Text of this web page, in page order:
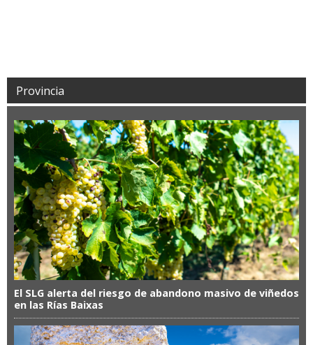
Provincia
El SLG alerta del riesgo de abandono masivo de viñedos
en las Rías Baixas